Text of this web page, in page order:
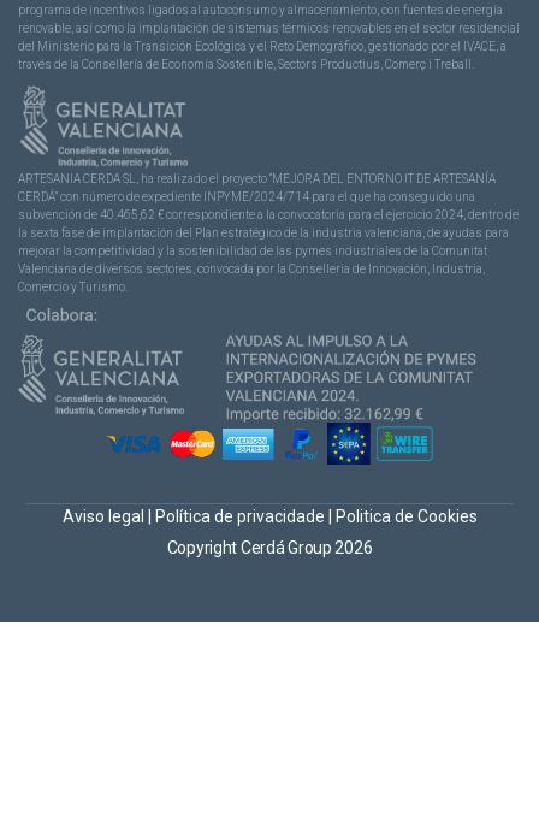
programa de incentivos ligados al autoconsumo y almacenamiento, con fuentes de energía
renovable, así como la implantación de sistemas térmicos renovables en el sector residencial
del Ministerio para la Transición Ecológica y el Reto Demográfico, gestionado por el IVACE, a
través de la Consellería de Economía Sostenible, Sectors Productius, Comerç i Treball.
ARTESANIA CERDA SL, ha realizado el proyecto “MEJORA DEL ENTORNO IT DE ARTESANÍA
CERDÁ” con número de expediente INPYME/2024/714 para el que ha conseguido una
subvención de 40.465,62 € correspondiente a la convocatoria para el ejercicio 2024, dentro de
la sexta fase de implantación del Plan estratégico de la industria valenciana, de ayudas para
mejorar la competitividad y la sostenibilidad de las pymes industriales de la Comunitat
Valenciana de diversos sectores, convocada por la Conselleria de Innovación, Industria,
Comercio y Turismo.
Copyright Cerdá Group 2026
Aviso legal Política de privacidade Politica de Cookies